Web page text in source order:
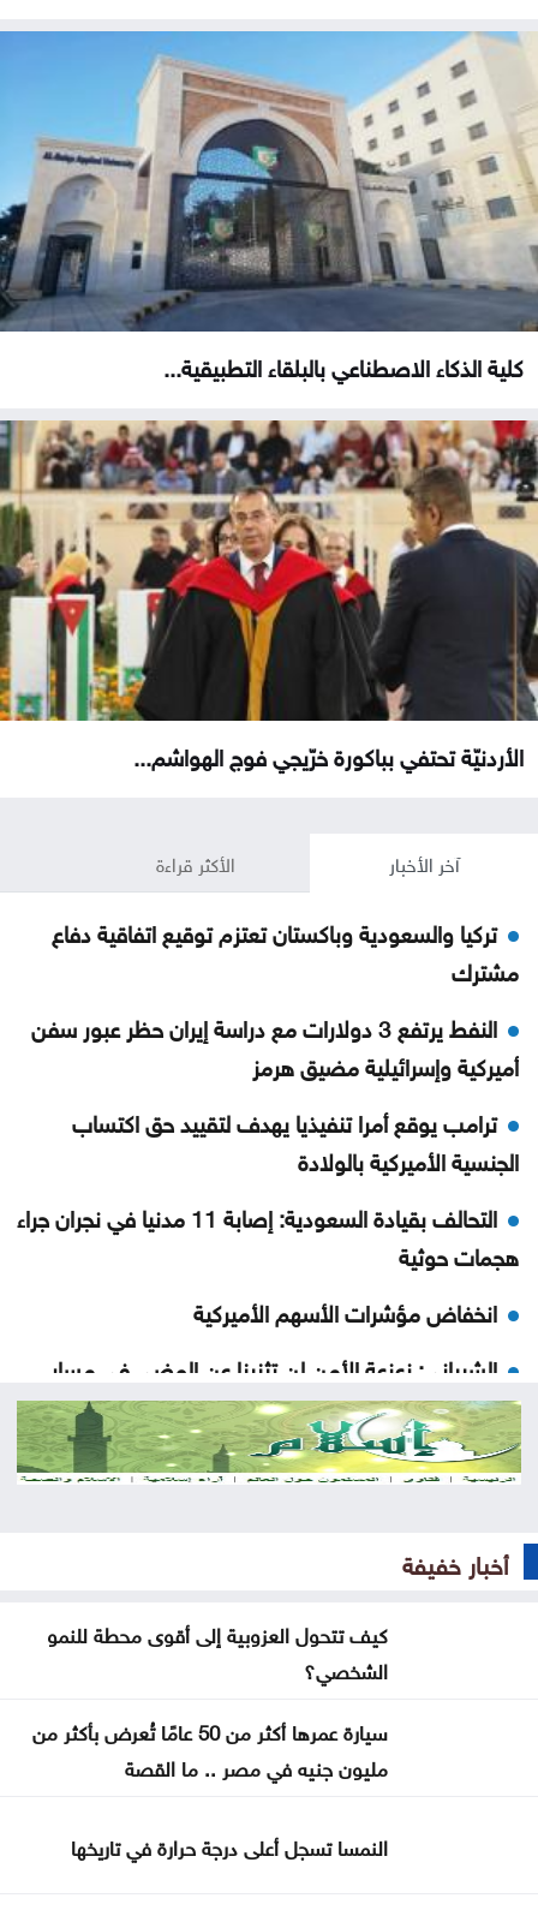
كلية الذكاء الاصطناعي بالبلقاء التطبيقية...
الأردنيّة تحتفي بباكورة خرّيجي فوج الهواشم...
آخر الأخبار الأكثر قراءة
تركيا والسعودية وباكستان تعتزم توقيع اتفاقية دفاع
مشترك
النفط يرتفع 3 دولارات مع دراسة إيران حظر عبور سفن
أميركية وإسرائيلية مضيق هرمز
ترامب يوقع أمرا تنفيذيا يهدف لتقييد حق اكتساب
الجنسية الأميركية بالولادة
التحالف بقيادة السعودية: إصابة 11 مدنيا في نجران جراء
هجمات حوثية
انخفاض مؤشرات الأسهم الأميركية
الشيباني: زعزعة الأمن لن تثنينا عن المضي في مسار
التعافي وبناء الدولة
ترامب: أعتقد أن حرب إيران ستنتهي قريبا جدا
الخدمات العامة
بشيكطاش يعود من التشيك بفوز ثمين في ذهاب
أوغندا توافق على نشر وحدة من جيشها في غزة
أخبار خفيفة
كيف تتحول العزوبية إلى أقوى محطة للنمو
الشخصي؟
سيارة عمرها أكثر من 50 عامًا تُعرض بأكثر من
مليون جنيه في مصر .. ما القصة
النمسا تسجل أعلى درجة حرارة في تاريخها